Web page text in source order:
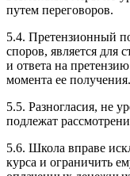
путем переговоров.
5.4. Претензионный
споров, является для
и ответа на
момента ее получения.
5.5. Разногласия, не
подлежат
5.6. Школа вправе
курса и ограничить